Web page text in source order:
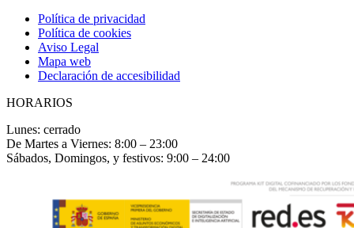
Política de privacidad
Política de cookies
Aviso Legal
Mapa web
Declaración de accesibilidad
HORARIOS
Lunes: cerrado
De Martes a Viernes: 8:00 – 23:00
Sábados, Domingos, y festivos: 9:00 – 24:00